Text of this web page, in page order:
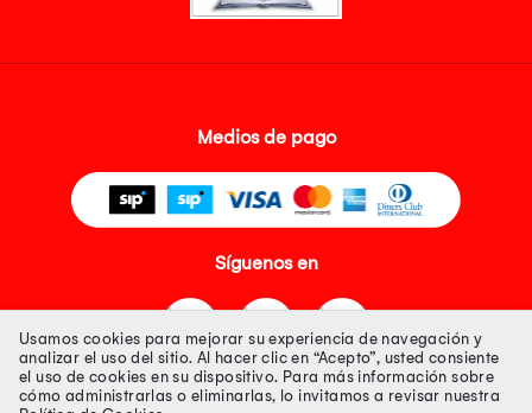
Medios de pago
Síguenos en
Usamos cookies para mejorar su experiencia de navegación y
analizar el uso del sitio. Al hacer clic en “Acepto”, usted consiente
el uso de cookies en su dispositivo. Para más información sobre
cómo administrarlas o eliminarlas, lo invitamos a revisar nuestra